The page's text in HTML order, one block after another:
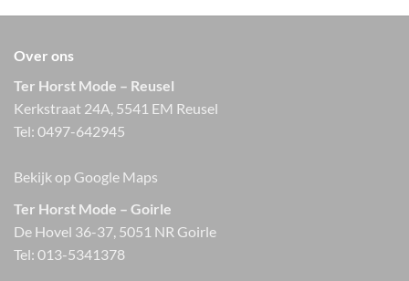
Over ons
Ter Horst Mode – Reusel
Kerkstraat 24A, 5541 EM Reusel
Tel: 0497-642945
Bekijk op Google Maps
Ter Horst Mode – Goirle
De Hovel 36-37, 5051 NR Goirle
Tel: 013-5341378